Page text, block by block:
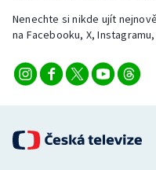
Triatlon
Volejbal
Nenechte si nikde ujít
na Facebooku, X,